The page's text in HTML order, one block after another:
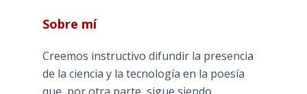
Sobre mí
Creemos instructivo difundir la presencia
de la ciencia y la tecnología en la poesía